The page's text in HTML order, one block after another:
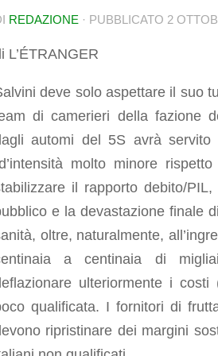
REDAZIONE · PUBBLICATO 2
L’ÉTRANGER
deve solo aspettare il suo
di camerieri della fazione
automi del 5S avrà servito
molto minore
il rapporto debito/
e la devastazione finale
oltre, naturalmente,
a centinaia di
ulteriormente i
qualificata. I fornitori di
ripristinare dei margini